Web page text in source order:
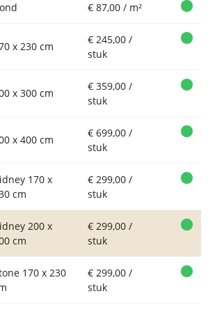
€ 87,00 / m²
x 230 cm
€ 245,00 /
stuk
x 300 cm
€ 359,00 /
stuk
x 400 cm
€ 699,00 /
stuk
170 x
cm
€ 299,00 /
stuk
200 x
cm
€ 299,00 /
stuk
170 x 230
€ 299,00 /
stuk